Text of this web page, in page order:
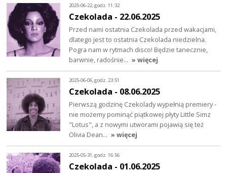
2025-06-22, godz. 11:32
Czekolada - 22.06.2025
Przed nami ostatnia Czekolada przed wakacjami,
dlatego jest to ostatnia Czekolada niedzielna.
Pogra nam w rytmach disco! Będzie tanecznie,
barwnie, radośnie… » więcej
2025-06-06, godz. 23:51
Czekolada - 08.06.2025
Pierwszą godzinę Czekolady wypełnią premiery -
nie możemy pominąć piątkowej płyty Little Simz
"Lotus", a z nowymi utworami pojawią się też
Olivia Dean… » więcej
2025-05-31, godz. 16:56
Czekolada - 01.06.2025